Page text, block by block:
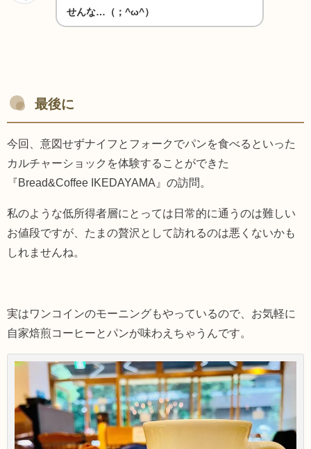
せんな…（；^ω^）
最後に
今回、意図せずナイフとフォークでパンを食べるといった
カルチャーショックを体験することができた
『Bread&Coffee IKEDAYAMA』の訪問。
私のような低所得者層にとっては日常的に通うのは難しい
お値段ですが、たまの贅沢として訪れるのは悪くないかも
しれませんね。
実はワンコインのモーニングもやっているので、お気軽に
自家焙煎コーヒーとパンが味わえちゃうんです。